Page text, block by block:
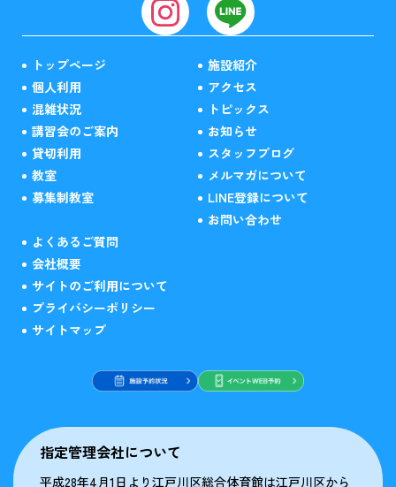
トップページ
個人利用
混雑状況
講習会のご案内
貸切利用
教室
募集制教室
施設紹介
アクセス
トピックス
お知らせ
スタッフブログ
メルマガについて
LINE登録について
お問い合わせ
よくあるご質問
会社概要
サイトのご利用について
プライバシーポリシー
サイトマップ
指定管理会社について
平成28年4月1日より江戸川区総合体育館は江戸川区から